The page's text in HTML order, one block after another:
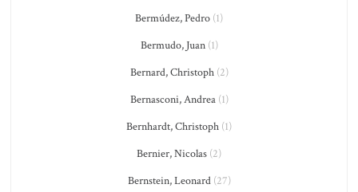
Bermúdez, Pedro (1)
Bermudo, Juan(1)
Bernard, Christoph(2)
Bernasconi, Andrea(1)
Bernhardt, Christoph (1)
Bernier, Nicolas (2)
Bernstein, Leonard(27)